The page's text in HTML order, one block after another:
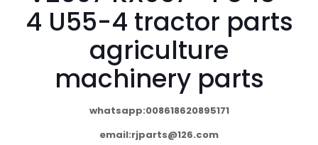
4 U55-4 tractor parts
agriculture
machinery parts
whatsapp:008618620895171
email:rjparts@126.com